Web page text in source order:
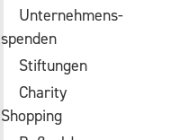
Unternehmens­
spenden
Stiftungen
Charity
Shopping